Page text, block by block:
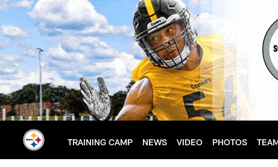
Skip
to
main
content
TRAINING CAMP NEWS VIDEO PHOTOS